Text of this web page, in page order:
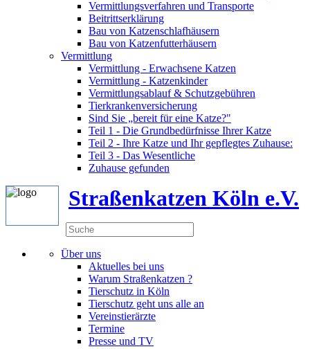
Vermittlungsverfahren und Transporte
Beitrittserklärung
Bau von Katzenschlafhäusern
Bau von Katzenfutterhäusern
Vermittlung
Vermittlung - Erwachsene Katzen
Vermittlung - Katzenkinder
Vermittlungsablauf & Schutzgebühren
Tierkrankenversicherung
Sind Sie „bereit für eine Katze?"
Teil 1 - Die Grundbedürfnisse Ihrer Katze
Teil 2 - Ihre Katze und Ihr gepflegtes Zuhause:
Teil 3 - Das Wesentliche
Zuhause gefunden
Straßenkatzen Köln e.V.
Über uns
Aktuelles bei uns
Warum Straßenkatzen ?
Tierschutz in Köln
Tierschutz geht uns alle an
Vereinstierärzte
Termine
Presse und TV